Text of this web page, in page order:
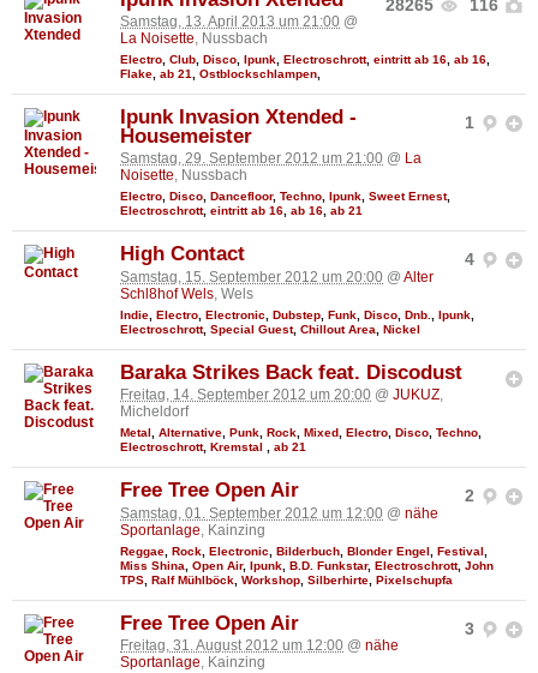
28265 116
Samstag, 13. April 2013 um 21:00 @
La Noisette, Nussbach
Electro Club Disco Ipunk Electroschrott, eintritt ab 16 ab 16
Flake ab 21 Ostblockschlampen
1
Ipunk Invasion Xtended -
Housemeister
Samstag, 29. September 2012 um 21:00 @ La
Noisette, Nussbach
Electro, Disco, Dancefloor, Techno, Ipunk, Sweet Ernest,
Electroschrott, eintritt ab 16, ab 16, ab 21
4
High Contact
Samstag, 15. September 2012 um 20:00 @ Alter
Schl8hof Wels , Wels
Indie Electro Electronic Dubstep Funk Disco Dnb. Ipunk
Electroschrott, Special Guest, Chillout Area Nickel
Baraka Strikes Back feat. Discodust
Freitag, 14. September 2012 um 20:00 @ JUKUZ,
Micheldorf
Metal Alternative Punk Rock Mixed Electro Disco Techno
Electroschrott, Kremstal ab 21
2
Free Tree Open Air
Samstag, 01. September 2012 um 12:00 @ nähe
Sportanlage , Kainzing
Reggae Rock Electronic Bilderbuch Blonder Engel Festival
Miss Shina
Open Air, Ipunk B.D. Funkstar, Electroschrott, John
TPS Ralf Mühlböck Workshop Silberhirte Pixelschupfa
3
Free Tree Open Air
Freitag, 31. August 2012 um 12:00 @ nähe
Sportanlage, Kainzing